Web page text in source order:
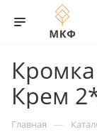
Крем
Главная —